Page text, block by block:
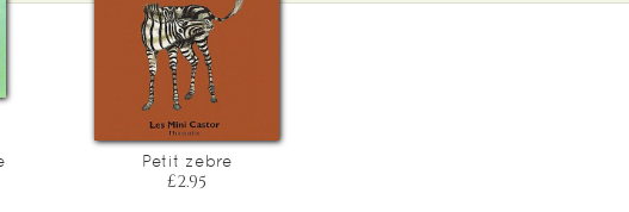
Petit zebre
£2.95